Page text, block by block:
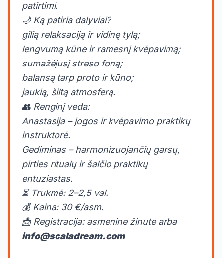
patirtimi.
🌙 Ką patiria dalyviai?
gilią relaksaciją ir vidinę tylą;
lengvumą kūne ir ramesnį kvėpavimą;
sumažėjusį streso foną;
balansą tarp proto ir kūno;
jaukią, šiltą atmosferą.
👥 Renginį veda:
Anastasija – jogos ir kvėpavimo praktikų
instruktorė.
Gediminas – harmonizuojančių garsų,
pirties ritualų ir šalčio praktikų
entuziastas.
⏳ Trukmė: 2–2,5 val.
💰 Kaina: 30 €/asm.
📩 Registracija: asmenine žinute arba
info@scaladream.com